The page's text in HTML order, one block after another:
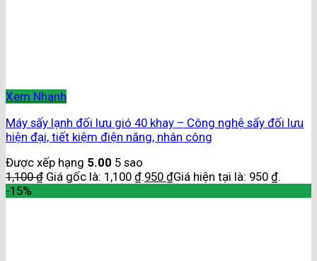
Xem Nhanh
Máy sấy lạnh đối lưu gió 40 khay – Công nghệ sấy đối lưu
hiện đại, tiết kiệm điện năng, nhân công
Được xếp hạng 5.00 5 sao
1,100₫ Giá gốc là: 1,100 ₫.950 ₫Giá hiện tại là: 950 ₫.
-15%